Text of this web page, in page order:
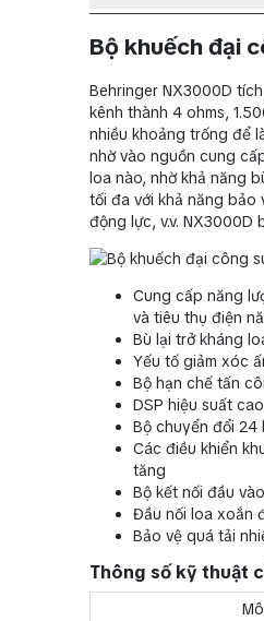
Bộ khuếch đại
Behringer NX3000D
kênh thành 4 ohms,
nhiều khoảng trống để
nhờ vào nguồn cung
loa nào, nhờ khả năng
tối đa với khả năng bảo
động lực, v.v.
Cung cấp năng
và tiêu thụ điện
Bù lại trở kháng
Yếu tố giảm xóc
Bộ hạn chế tấn
DSP hiệu suất
Bộ chuyển đổi
Các điều khiển
tăng
Bộ kết nối đầu
Đầu nối loa xoắn
Bảo vệ quá tải
Thông số kỹ thuật